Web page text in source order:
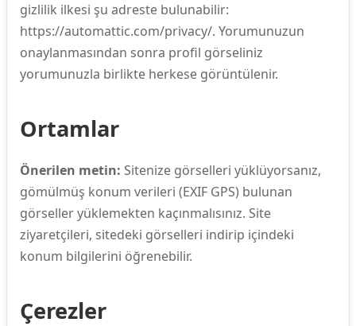
gizlilik ilkesi şu adreste bulunabilir:
https://automattic.com/privacy/. Yorumunuzun
onaylanmasından sonra profil görseliniz
yorumunuzla birlikte herkese görüntülenir.
Ortamlar
Önerilen metin: Sitenize görselleri yüklüyorsanız,
gömülmüş konum verileri (EXIF GPS) bulunan
görseller yüklemekten kaçınmalısınız. Site
ziyaretçileri, sitedeki görselleri indirip içindeki
konum bilgilerini öğrenebilir.
Çerezler